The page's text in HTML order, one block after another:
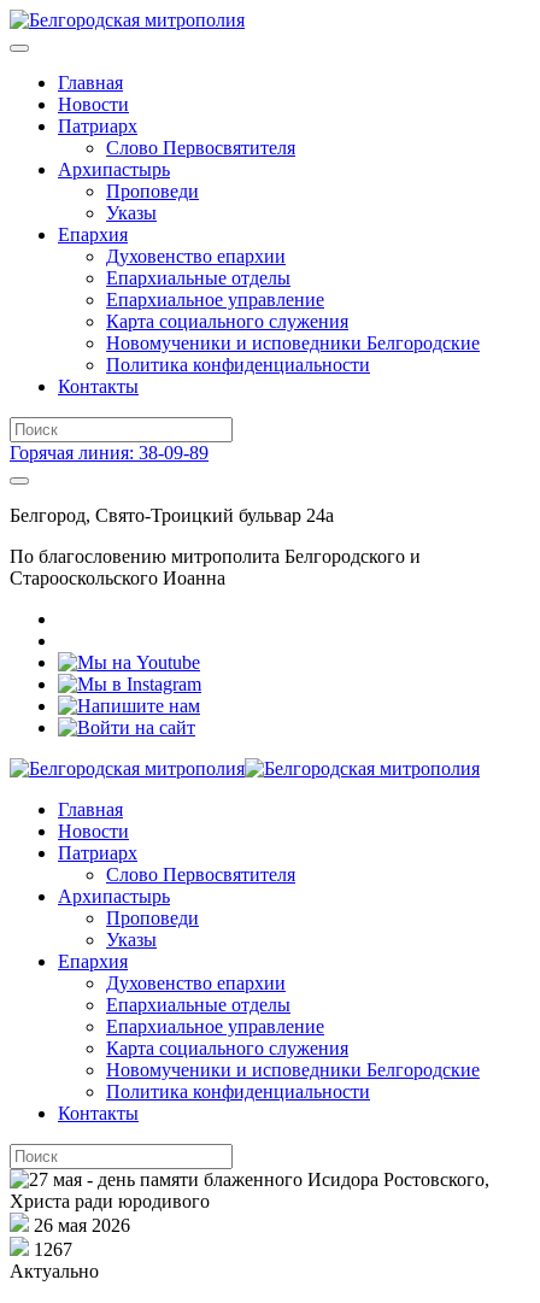
Главная
Новости
Патриарх
Слово Первосвятителя
Архипастырь
Проповеди
Указы
Епархия
Духовенство епархии
Епархиальные отделы
Епархиальное управление
Карта социального служения
Новомученики и исповедники Белгородские
Политика конфиденциальности
Контакты
Горячая линия: 38-09-89
Белгород, Свято-Троицкий бульвар 24а
По благословению митрополита Белгородского и
Старооскольского Иоанна
Главная
Новости
Патриарх
Слово Первосвятителя
Архипастырь
Проповеди
Указы
Епархия
Духовенство епархии
Епархиальные отделы
Епархиальное управление
Карта социального служения
Новомученики и исповедники Белгородские
Политика конфиденциальности
Контакты
26 мая 2026
1267
Актуально